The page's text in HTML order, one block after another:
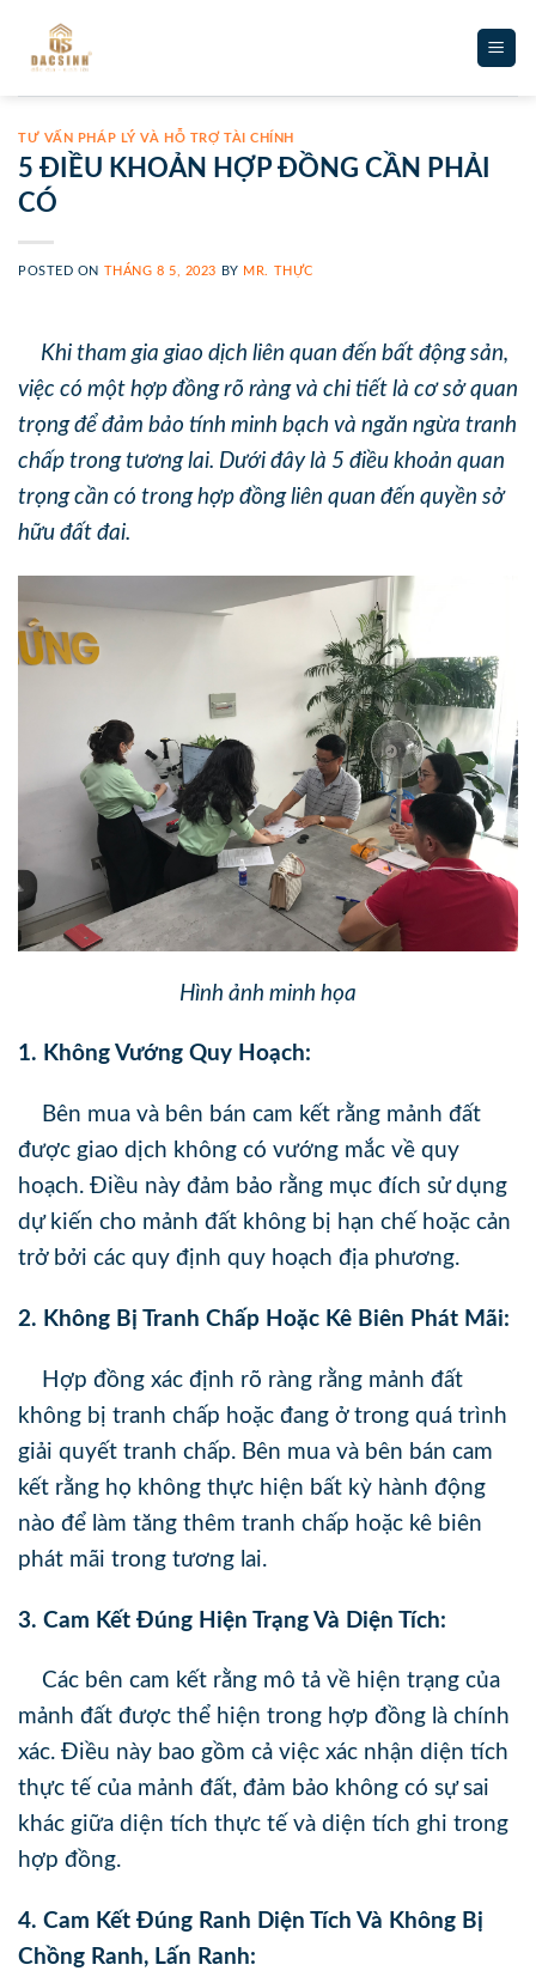
content
TƯ VẤN PHÁP LÝ VÀ HỖ TRỢ TÀI CHÍNH
5 ĐIỀU KHOẢN HỢP ĐỒNG CẦN PHẢI
CÓ
POSTED ON THÁNG 8 5, 2023 BY MR. THỰC
Khi tham gia giao dịch liên quan đến bất động sản,
việc có một hợp đồng rõ ràng và chi tiết là cơ sở quan
trọng để đảm bảo tính minh bạch và ngăn ngừa tranh
chấp trong tương lai. Dưới đây là 5 điều khoản quan
trọng cần có trong hợp đồng liên quan đến quyền sở
hữu đất đai.
Hình ảnh minh họa
1. Không Vướng Quy Hoạch:
Bên mua và bên bán cam kết rằng mảnh đất
được giao dịch không có vướng mắc về quy
hoạch. Điều này đảm bảo rằng mục đích sử dụng
dự kiến cho mảnh đất không bị hạn chế hoặc cản
trở bởi các quy định quy hoạch địa phương.
2. Không Bị Tranh Chấp Hoặc Kê Biên Phát Mãi:
Hợp đồng xác định rõ ràng rằng mảnh đất
không bị tranh chấp hoặc đang ở trong quá trình
giải quyết tranh chấp. Bên mua và bên bán cam
kết rằng họ không thực hiện bất kỳ hành động
nào để làm tăng thêm tranh chấp hoặc kê biên
phát mãi trong tương lai.
3. Cam Kết Đúng Hiện Trạng Và Diện Tích:
Các bên cam kết rằng mô tả về hiện trạng của
mảnh đất được thể hiện trong hợp đồng là chính
xác. Điều này bao gồm cả việc xác nhận diện tích
thực tế của mảnh đất, đảm bảo không có sự sai
khác giữa diện tích thực tế và diện tích ghi trong
hợp đồng.
4. Cam Kết Đúng Ranh Diện Tích Và Không Bị
Chồng Ranh, Lấn Ranh: